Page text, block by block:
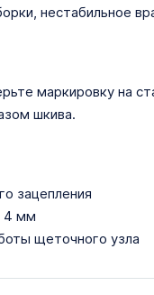
нестабильное
маркировку на
шкива.
зацепления
4 мм
щеточного узла